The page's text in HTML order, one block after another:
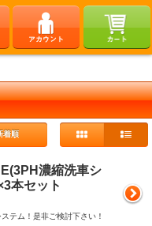
着順
濃縮洗車シ
本セット
テム！是非ご検討下さい！